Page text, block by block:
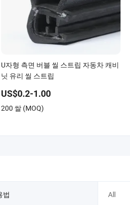
U자형 측면 버블 씰 스트립 자동차 캐비
닛 유리 씰 스트립
US$0.2-1.00
200 쌀 (MOQ)
법 All